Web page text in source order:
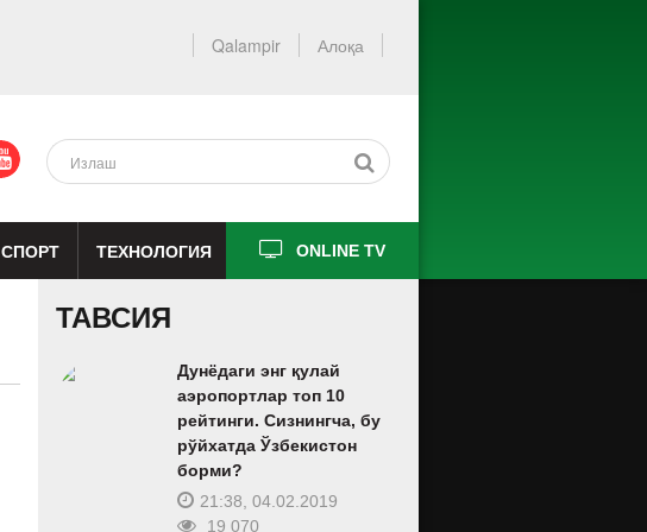
Алоқа
Qalampir
СПОРТ ТЕХНОЛОГИЯ ONLINE TV
ТАВСИЯ
Дунёдаги энг қулай
аэропортлар топ 10
рейтинги. Сизнингча, бу
рўйхатда Ўзбекистон
борми?
21:38, 04.02.2019
19 070